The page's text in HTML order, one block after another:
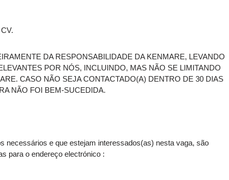
DA RESPONSABILIDADE DA KENMARE, LEVANDO
POR NÓS, INCLUINDO, MAS NÃO SE LIMITANDO
CASO NÃO SEJA CONTACTADO(A) DENTRO DE 30 DIAS
NÃO FOI BEM-SUCEDIDA.
necessários e que estejam interessados(as) nesta vaga, são
para o endereço electrónico :